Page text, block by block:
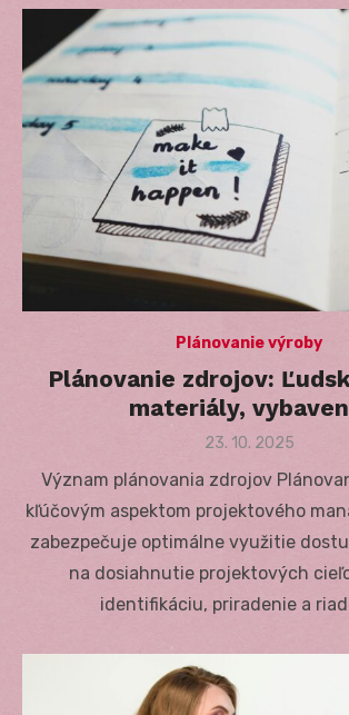
Plánovanie výroby
Plánovanie zdrojov:
materiály,
Posted
23. 10. 2025
Význam plánovania zdrojov
kľúčovým aspektom projektového
zabezpečuje optimálne využitie
na dosiahnutie projektových
identifikáciu, priradenie a